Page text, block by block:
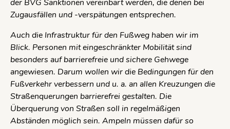
der BVG Sanktionen vereinbart werden, die denen bei
Zugausfällen und -verspätungen entsprechen.
Auch die Infrastruktur für den Fußweg haben wir im
Blick. Personen mit eingeschränkter Mobilität sind
besonders auf barrierefreie und sichere Gehwege
angewiesen. Darum wollen wir die Bedingungen für den
Fußverkehr verbessern und u. a. an allen Kreuzungen die
Straßenquerungen barrierefrei gestalten. Die
Überquerung von Straßen soll in regelmäßigen
Abständen möglich sein. Ampeln müssen dafür so